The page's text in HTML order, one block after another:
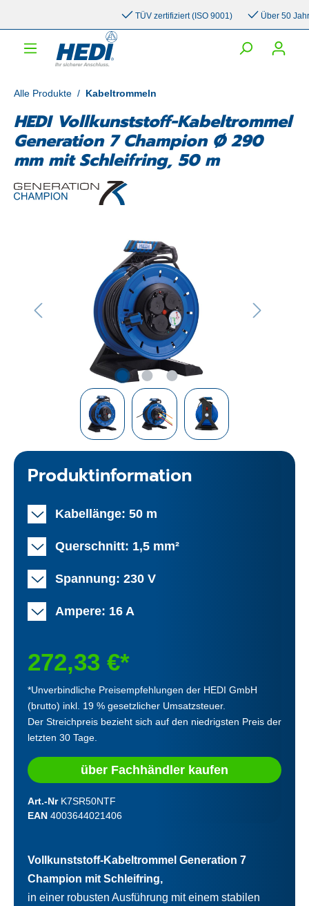
TÜV zertifiziert (ISO 9001) Über 50 Jahre
Alle Produkte / Kabeltrommeln
HEDI Vollkunststoff-Kabeltrommel
Generation 7 Champion Ø 290
mm mit Schleifring, 50 m
Produktinformation
Kabellänge: 50 m
Querschnitt: 1,5 mm²
Spannung: 230 V
Ampere: 16 A
272,33 €*
*Unverbindliche Preisempfehlungen der HEDI GmbH
(brutto) inkl. 19 % gesetzlicher Umsatzsteuer.
Der Streichpreis bezieht sich auf den niedrigsten Preis der
letzten 30 Tage.
über Fachhändler kaufen
Art.-Nr K7SR50NTF
EAN 4003644021406
Vollkunststoff-Kabeltrommel Generation 7
Champion mit Schleifring,
in einer robusten Ausführung mit einem stabilen